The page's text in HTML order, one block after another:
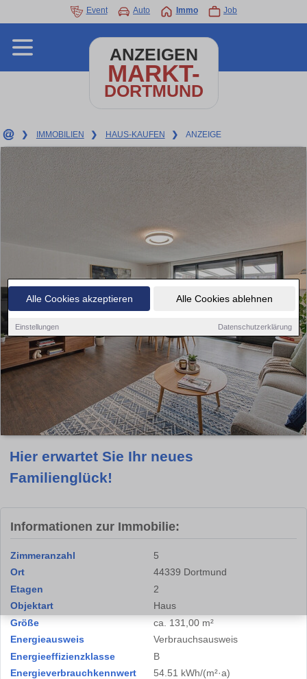
Alle Cookies akzeptieren Alle Cookies ablehnen
Einstellungen Datenschutzerklärung
Event Auto Immo Job
ANZEIGEN
MARKT-
DORTMUND
❯ IMMOBILIEN ❯ HAUS-KAUFEN ❯ ANZEIGE
Hier erwartet Sie Ihr neues
Familienglück!
Informationen zur Immobilie:
Zimmeranzahl
5
Ort
44339 Dortmund
Etagen
2
Objektart
Haus
Größe
ca. 131,00 m²
Energieausweis
Verbrauchsausweis
Energieeffizienzklasse
B
Energieverbrauchkennwert
54.51 kWh/(m²·a)